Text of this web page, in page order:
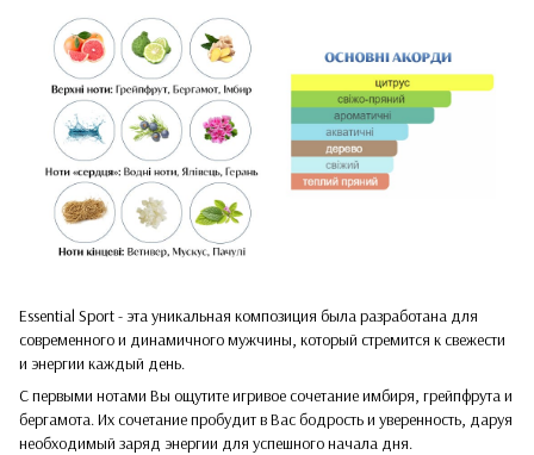
Essential Sport - эта уникальная композиция была разработана для
современного и динамичного мужчины, который стремится к свежести
и энергии каждый день.
С первыми нотами Вы ощутите игривое сочетание имбиря, грейпфрута и
бергамота. Их сочетание пробудит в Вас бодрость и уверенность, даруя
необходимый заряд энергии для успешного начала дня.